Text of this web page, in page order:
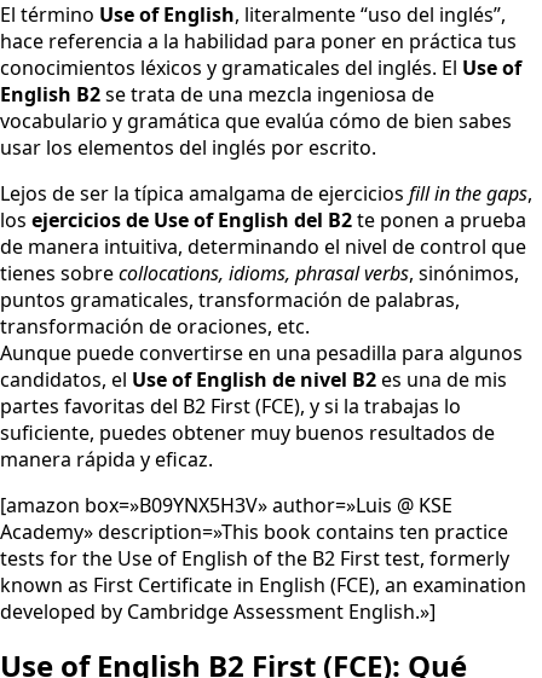
El término Use of English, literalmente “uso del inglés”,
hace referencia a la habilidad para poner en práctica tus
conocimientos léxicos y gramaticales del inglés. El Use of
English B2se trata de una mezcla ingeniosa de
vocabulario y gramática que evalúa cómo de bien sabes
usar los elementos del inglés por escrito.
Lejos de ser la típica amalgama de ejercicios fill in the gaps,
los ejercicios de Use of English del B2te ponen a prueba
de manera intuitiva, determinando el nivel de control que
tienes sobrecollocations, idioms, phrasal verbs, sinónimos,
puntos gramaticales, transformación de palabras,
transformación de oraciones, etc.
Aunque puede convertirse en una pesadilla para algunos
candidatos, el Use of English de nivel B2es una de mis
partes favoritas del B2 First (FCE), y si la trabajas lo
suficiente, puedes obtener muy buenos resultados de
manera rápida y eficaz.
[amazon box=»B09YNX5H3V» author=»Luis @ KSE
Academy» description=»This book contains ten practice
tests for the Use of English of the B2 First test, formerly
known as First Certificate in English (FCE), an examination
developed by Cambridge Assessment English.»]
Use of English B2 First (FCE): Qué